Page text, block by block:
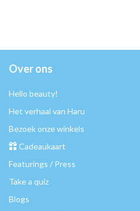
Over ons
Hello beauty!
Het verhaal van Haru
Bezoek onze winkels
Cadeaukaart
Featurings / Press
Take a quiz
Blogs